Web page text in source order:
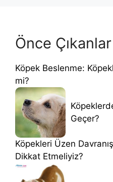
Önce Çıkanlar
Köpek Beslenme:
mi?
Geçer?
Köpekleri Üzen
Dikkat Etmeliyiz?